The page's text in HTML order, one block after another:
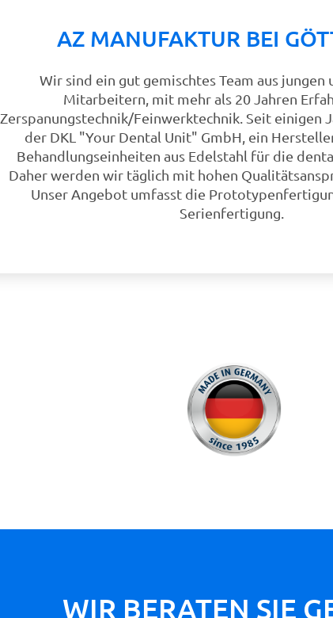
AZ MANUFAKTUR BEI
Wir sind ein gut gemischtes Team aus jungen
Mitarbeitern, mit mehr als 20 Jahren
Zerspanungstechnik/Feinwerktechnik. Seit einigen
der DKL "Your Dental Unit" GmbH, ein
Behandlungseinheiten aus Edelstahl für die
Daher werden wir täglich mit hohen
Unser Angebot umfasst die
Serienfertigung.
WIR BERATEN SIE